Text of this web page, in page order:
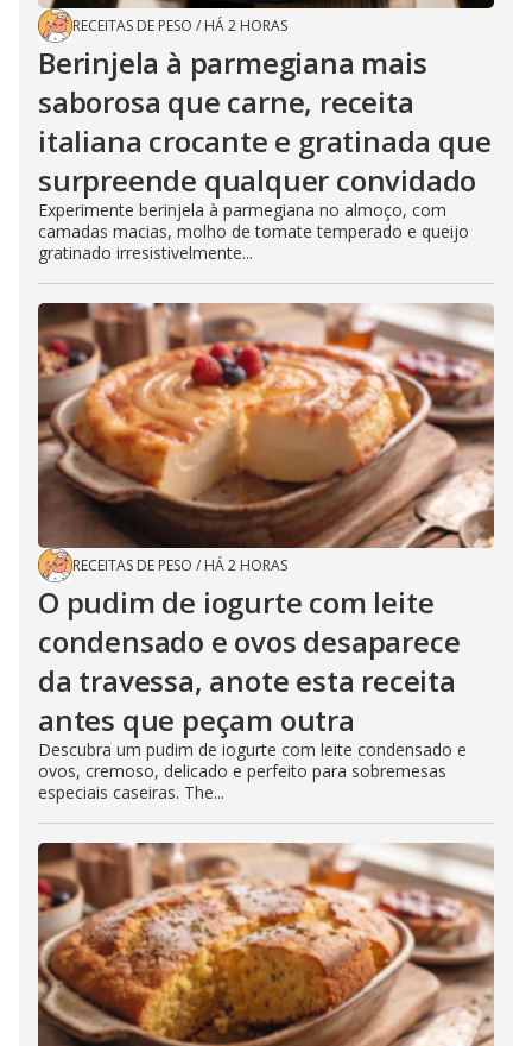
RECEITAS DE PESO / HÁ 2 HORAS
Berinjela à parmegiana mais
saborosa que carne, receita
italiana crocante e gratinada que
surpreende qualquer convidado
Experimente berinjela à parmegiana no almoço, com
camadas macias, molho de tomate temperado e queijo
gratinado irresistivelmente...
RECEITAS DE PESO / HÁ 2 HORAS
O pudim de iogurte com leite
condensado e ovos desaparece
da travessa, anote esta receita
antes que peçam outra
Descubra um pudim de iogurte com leite condensado e
ovos, cremoso, delicado e perfeito para sobremesas
especiais caseiras. The...